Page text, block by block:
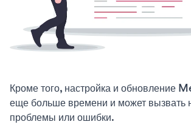
Кроме того, настройка и обновление
еще больше времени и может вызвать
проблемы или ошибки.